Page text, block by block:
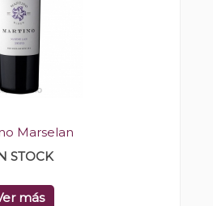
Marselan
STOCK
más